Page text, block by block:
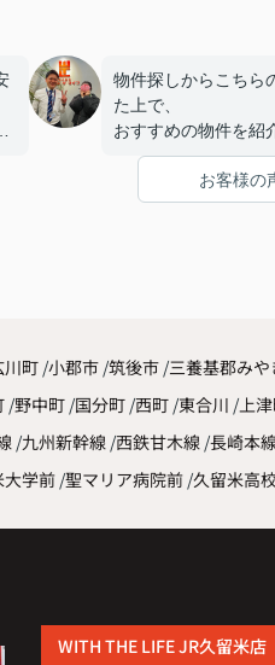
物件探しからこちら
た上で、
おすすめの物件を紹
ったです。
お客様の
川町 小郡市 筑後市 三養基郡みや
野中町 国分町 西町 東合川 上
九州新幹線 西鉄甘木線 長崎本
学前 聖マリア病院前 久留米高
WITH THE LIFE JR久留米店